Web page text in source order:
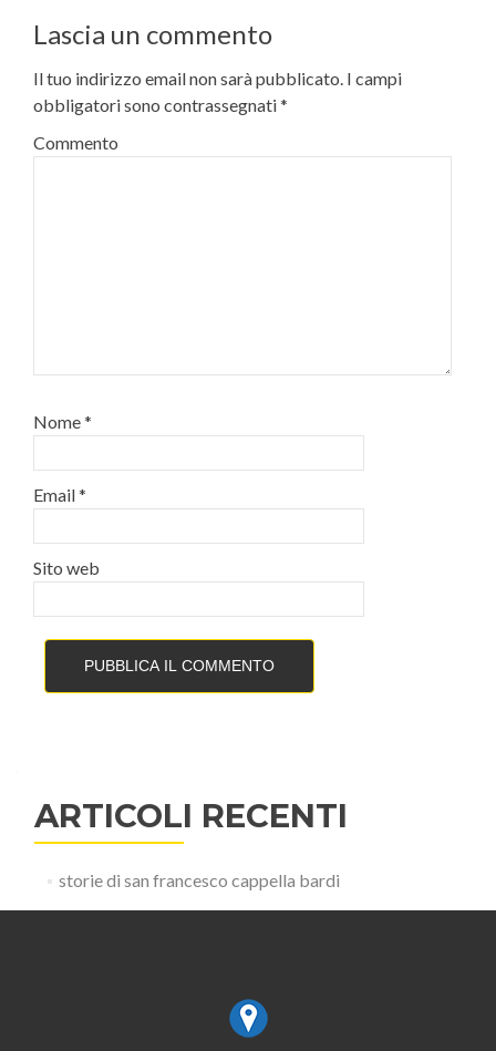
Lascia un commento
Il tuo indirizzo email non sarà pubblicato. I campi
obbligatori sono contrassegnati*
Commento
Nome*
Email*
Sito web
ARTICOLI RECENTI
storie di san francesco cappella bardi